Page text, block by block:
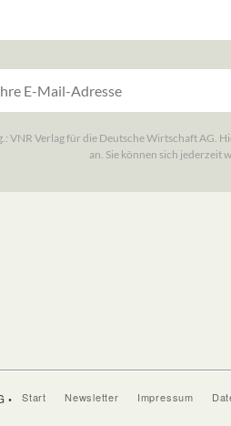
• Start Newsletter Impressum